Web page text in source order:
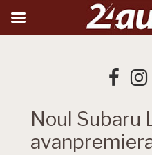
Noul Subaru